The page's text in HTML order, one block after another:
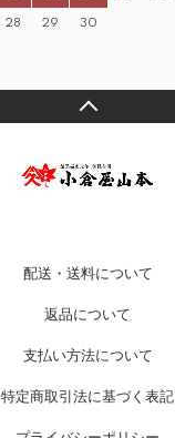
28 29 30
配送・送料について
返品について
支払い方法について
特定商取引法に基づく表記